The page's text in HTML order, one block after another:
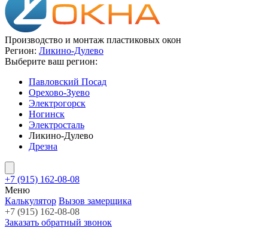
Производство и монтаж пластиковых окон
Регион: Ликино-Дулево
Выберите ваш регион:
Павловский Посад
Орехово-Зуево
Электрогорск
Ногинск
Электросталь
Ликино-Дулево
Дрезна
+7 (915) 162-08-08
Меню
Калькулятор Вызов замерщика
+7 (915) 162-08-08
Заказать обратный звонок